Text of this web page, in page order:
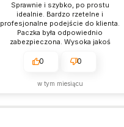
Sprawnie i szybko, po prostu
idealnie. Bardzo rzetelne i
profesjonalne podejście do klienta.
Paczka była odpowiednio
zabezpieczona. Wysoka jakoś
kolejny raz.
0 0
w tym miesiącu